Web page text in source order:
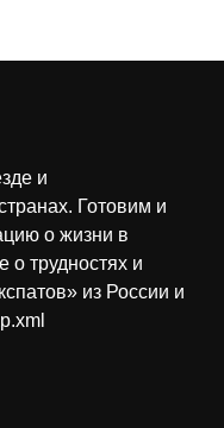
и
Готовим и
о жизни в
о трудностях и
из России и